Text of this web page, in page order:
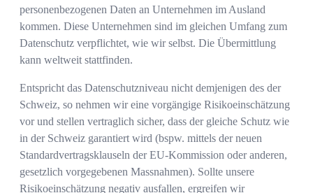
personenbezogenen Daten an Unternehmen im Ausland
kommen. Diese Unternehmen sind im gleichen Umfang zum
Datenschutz verpflichtet, wie wir selbst. Die Übermittlung
kann weltweit stattfinden.
Entspricht das Datenschutzniveau nicht demjenigen des der
Schweiz, so nehmen wir eine vorgängige Risikoeinschätzung
vor und stellen vertraglich sicher, dass der gleiche Schutz wie
in der Schweiz garantiert wird (bspw. mittels der neuen
Standardvertragsklauseln der EU-Kommission oder anderen,
gesetzlich vorgegebenen Massnahmen). Sollte unsere
Risikoeinschätzung negativ ausfallen, ergreifen wir